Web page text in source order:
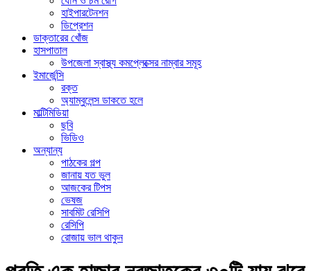
হাইপারটেনশন
ডিপ্রেশন
ডাক্তারের খোঁজ
হাসপাতাল
উপজেলা স্বাস্থ্য কমপ্লেক্সের নাম্বার সমূহ
ইমার্জেন্সি
রক্ত
অ্যাম্বুলেন্স ডাকতে হলে
মাল্টিমিডিয়া
ছবি
ভিডিও
অন্যান্য
পাঠকের গল্প
জানায় যত ভুল
আজকের টিপস
ভেষজ
সাবমিট রেসিপি
রেসিপি
রোজায় ভাল থাকুন